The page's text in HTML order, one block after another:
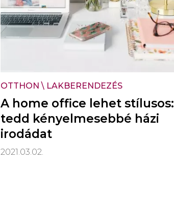
OTTHON \ LAKBERENDEZÉS
A home office lehet stílusos:
tedd kényelmesebbé házi
irodádat
2021.03.02.